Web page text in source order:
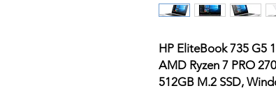
HP EliteBook 735 G5
AMD Ryzen 7 PRO
512GB M.2 SSD,